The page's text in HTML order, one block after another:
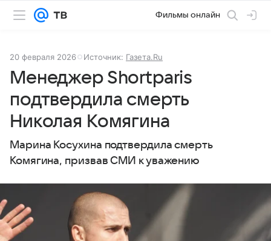
Фильмы онлайн
20 февраля 2026 Источник: Газета.Ru
Менеджер Shortparis
подтвердила смерть
Николая Комягина
Марина Косухина подтвердила смерть
Комягина, призвав СМИ к уважению